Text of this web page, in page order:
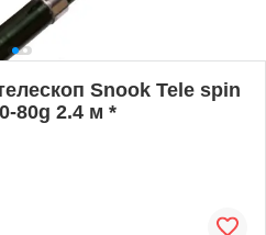
Snook Tele spin
80g 2.4 м *